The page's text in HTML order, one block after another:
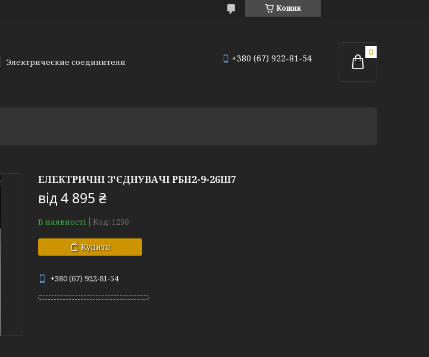
Кошик
Электрические соединители +380 (67) 922-81-54
ЕЛЕКТРИЧНІ З'ЄДНУВАЧІ РБН2-9-26Ш7
від4 895 ₴
В наявності Код: 1250
Купити
+380 (67) 922-81-54